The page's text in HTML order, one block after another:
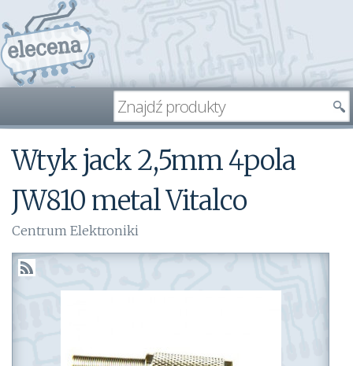
Wtyk jack 2,5mm 4pola
JW810 metal Vitalco
Centrum Elektroniki